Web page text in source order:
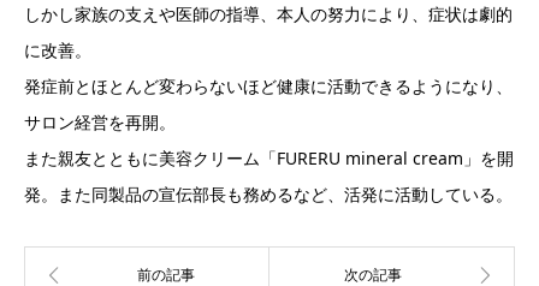
しかし家族の支えや医師の指導、本人の努力により、症状は劇的
に改善。
発症前とほとんど変わらないほど健康に活動できるようになり、
サロン経営を再開。
また親友とともに美容クリーム「FURERU mineral cream」を開
発。また同製品の宣伝部長も務めるなど、活発に活動している。